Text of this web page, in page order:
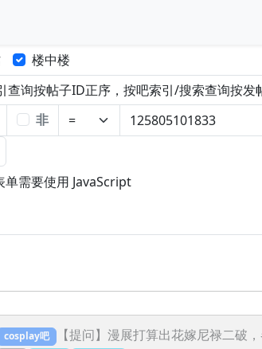
楼中楼
非
单需要使用 JavaScript
cosplay吧